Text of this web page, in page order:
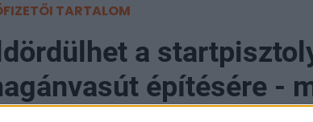
TARTALOM
a
építésére -